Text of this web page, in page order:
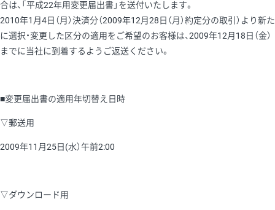
合は、「平成22年用変更届出書」を送付いたします。
2010年1月4日（月）決済分（2009年12月28日（月）約定分の取引）より新た
に選択・変更した区分の適用をご希望のお客様は、2009年12月18日（金）
までに当社に到着するようご返送ください。
■変更届出書の適用年切替え日時
▽郵送用
2009年11月25日(水）午前2:00
▽ダウンロード用